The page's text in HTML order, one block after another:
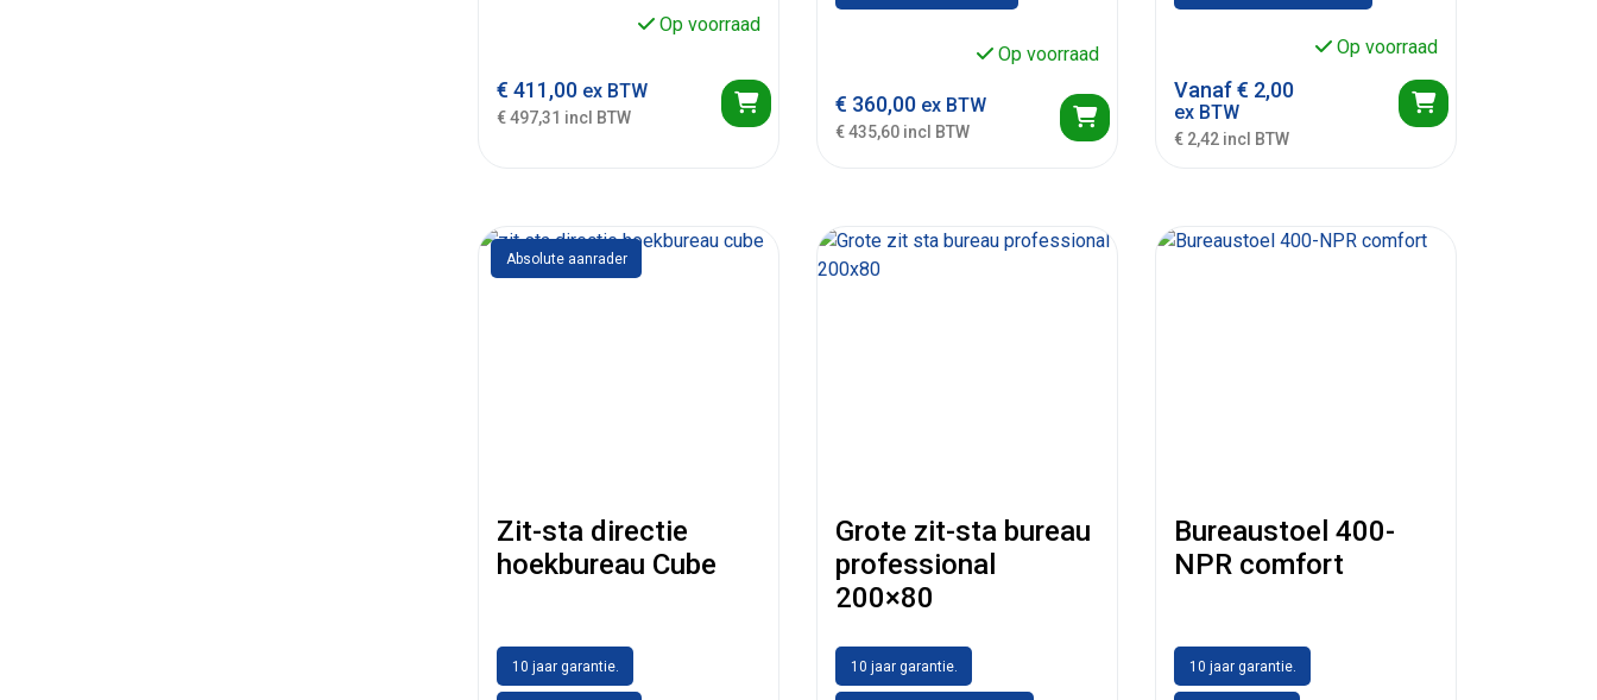
Op voorraad
€ 411,00 ex BTW
€ 497,31 incl BTW
Op voorraad
€ 360,00 ex BTW
€ 435,60 incl BTW
Op voorraad
Vanaf€ 2,00
ex BTW
€ 2,42 incl BTW
Absolute aanrader
Zit-sta directie
hoekbureau Cube
10 jaar garantie.
Grote zit-sta bureau
professional
200×80
10 jaar garantie.
Bureaustoel 400-
NPR comfort
10 jaar garantie.